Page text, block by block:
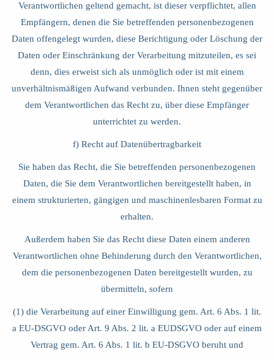
Verantwortlichen geltend gemacht, ist dieser verpflichtet, allen
Empfängern, denen die Sie betreffenden personenbezogenen
Daten offengelegt wurden, diese Berichtigung oder Löschung der
Daten oder Einschränkung der Verarbeitung mitzuteilen, es sei
denn, dies erweist sich als unmöglich oder ist mit einem
unverhältnismäßigen Aufwand verbunden. Ihnen steht gegenüber
dem Verantwortlichen das Recht zu, über diese Empfänger
unterrichtet zu werden.
f) Recht auf Datenübertragbarkeit
Sie haben das Recht, die Sie betreffenden personenbezogenen
Daten, die Sie dem Verantwortlichen bereitgestellt haben, in
einem strukturierten, gängigen und maschinenlesbaren Format zu
erhalten.
Außerdem haben Sie das Recht diese Daten einem anderen
Verantwortlichen ohne Behinderung durch den Verantwortlichen,
dem die personenbezogenen Daten bereitgestellt wurden, zu
übermitteln, sofern
(1) die Verarbeitung auf einer Einwilligung gem. Art. 6 Abs. 1 lit.
a EU-DSGVO oder Art. 9 Abs. 2 lit. a EUDSGVO oder auf einem
Vertrag gem. Art. 6 Abs. 1 lit. b EU-DSGVO beruht und